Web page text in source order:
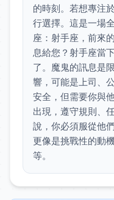
的時刻。若想專注
行選擇。這是一場
座：射手座，前來
息給您？射手座當
了。魔鬼的訊息是
響，可能是上司、
安全，但需要你與
出現，遵守規則、
說，你必須服從他
更像是挑戰性的動
等。